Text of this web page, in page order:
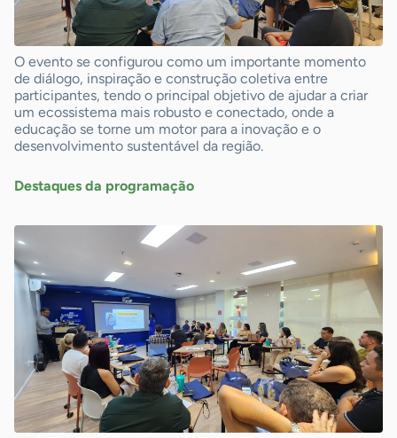
O evento se configurou como um importante momento
de diálogo, inspiração e construção coletiva entre
participantes, tendo o principal objetivo de ajudar a criar
um ecossistema mais robusto e conectado, onde a
educação se torne um motor para a inovação e o
desenvolvimento sustentável da região.
Destaques da programação